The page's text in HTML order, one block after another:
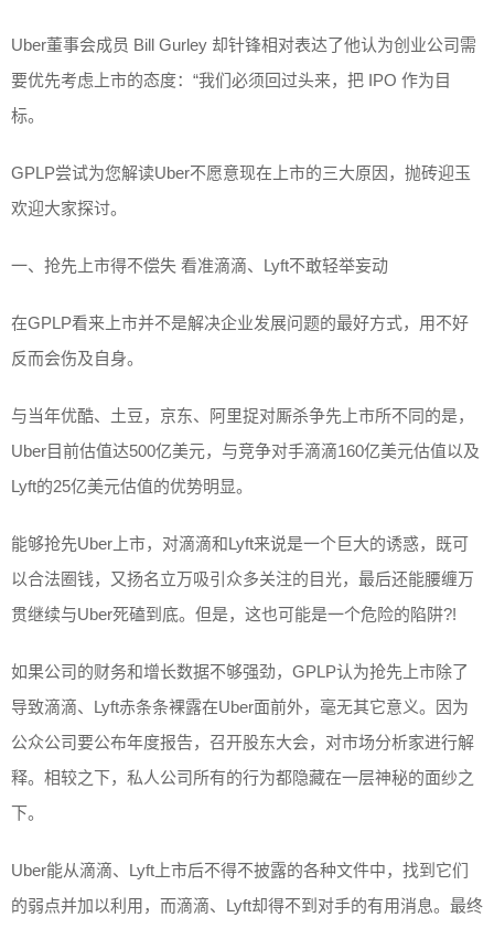
Uber董事会成员 Bill Gurley 却针锋相对表达了他认为创业公司需
要优先考虑上市的态度：“我们必须回过头来，把 IPO 作为目
标。
GPLP尝试为您解读Uber不愿意现在上市的三大原因，抛砖迎玉
欢迎大家探讨。
一、抢先上市得不偿失 看准滴滴、Lyft不敢轻举妄动
在GPLP看来上市并不是解决企业发展问题的最好方式，用不好
反而会伤及自身。
与当年优酷、土豆，京东、阿里捉对厮杀争先上市所不同的是，
Uber目前估值达500亿美元，与竞争对手滴滴160亿美元估值以及
Lyft的25亿美元估值的优势明显。
能够抢先Uber上市，对滴滴和Lyft来说是一个巨大的诱惑，既可
以合法圈钱，又扬名立万吸引众多关注的目光，最后还能腰缠万
贯继续与Uber死磕到底。但是，这也可能是一个危险的陷阱?!
如果公司的财务和增长数据不够强劲，GPLP认为抢先上市除了
导致滴滴、Lyft赤条条裸露在Uber面前外，毫无其它意义。因为
公众公司要公布年度报告，召开股东大会，对市场分析家进行解
释。相较之下，私人公司所有的行为都隐藏在一层神秘的面纱之
下。
Uber能从滴滴、Lyft上市后不得不披露的各种文件中，找到它们
的弱点并加以利用，而滴滴、Lyft却得不到对手的有用消息。最终